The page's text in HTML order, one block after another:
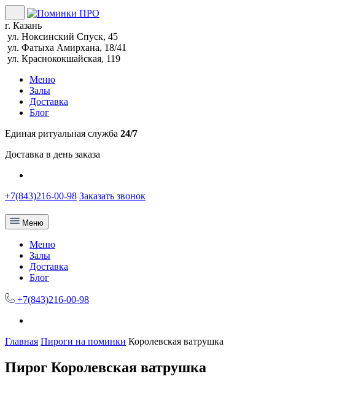
г. Казань
ул. Ноксинский Спуск, 45
ул. Фатыха Амирхана, 18/41
ул. Краснококшайская, 119
Меню
Залы
Доставка
Блог
Единая ритуальная служба 24/7
Доставка в день заказа
+7(843)216-00-98 Заказать звонок
Меню
Меню
Залы
Доставка
Блог
+7(843)216-00-98
Главная Пироги на поминки Королевская ватрушка
Пирог Королевская ватрушка